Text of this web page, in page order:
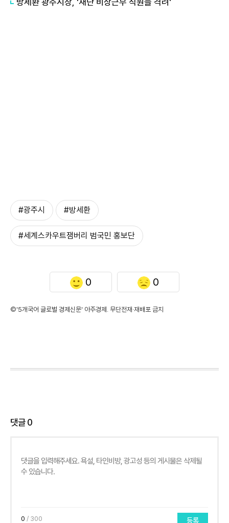
방세환 광주시장, '재난 비상근무 직원들 격려'
#광주시 #방세환
#세계스카우트잼버리 범국민 홍보단
0 0
©'5개국어 글로벌 경제신문' 아주경제. 무단전재·재배포 금지
댓글0
0 / 300 등록